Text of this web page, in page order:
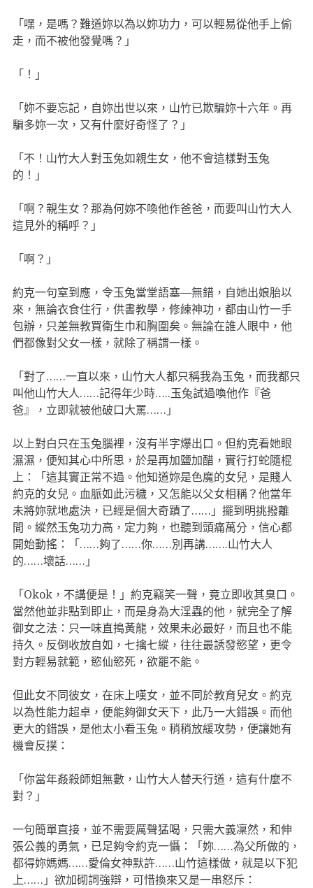
「嘿，是嗎？難道妳以為以妳功力，可以輕易從他手上偷
走，而不被他發覺嗎？」
「！」
「妳不要忘記，自妳出世以來，山竹已欺騙妳十六年。再
騙多妳一次，又有什麼好奇怪了？」
「不！山竹大人對玉兔如親生女，他不會這樣對玉兔
的！」
「啊？親生女？那為何妳不喚他作爸爸，而要叫山竹大人
這見外的稱呼？」
「啊？」
約克一句窒到應，令玉兔當堂語塞—無錯，自她出娘胎以
來，無論衣食住行，供書教學，修練神功，都由山竹一手
包辦，只差無教買衛生巾和胸圍矣。無論在誰人眼中，他
們都像對父女一樣，就除了稱謂一樣。
「對了……一直以來，山竹大人都只稱我為玉兔，而我都只
叫他山竹大人……記得年少時…..玉兔試過喚他作『爸
爸』，立即就被他破口大罵……」
以上對白只在玉兔腦裡，沒有半字爆出口。但約克看她眼
濕濕，便知其心中所思，於是再加鹽加醋，實行打蛇隨棍
上：「這其實正常不過。他知道妳是色魔的女兒，是賤人
約克的女兒。血脈如此污穢，又怎能以父女相稱？他當年
未將妳就地處決，已經是個大奇蹟了……」擺到明挑撥離
間。縱然玉兔功力高，定力夠，也聽到頭痛萬分，信心都
開始動搖：「……夠了……你……別再講…….山竹大人
的……壞話……」
「Okok，不講便是！」約克竊笑一聲，竟立即收其臭口。
當然他並非點到即止，而是身為大淫蟲的他，就完全了解
御女之法：只一味直搗黃龍，效果未必最好，而且也不能
持久。反倒收放自如，七擒七縱，往往最誘發慾望，更令
對方輕易就範，慾仙慾死，欲罷不能。
但此女不同彼女，在床上嘆女，並不同於教育兒女。約克
以為性能力超卓，便能夠御女天下，此乃一大錯誤。而他
更大的錯誤，是他太小看玉兔。稍稍放緩攻勢，便讓她有
機會反撲：
「你當年姦殺師姐無數，山竹大人替天行道，這有什麼不
對？」
一句簡單直接，並不需要厲聲猛喝，只需大義凜然，和伸
張公義的勇氣，已足夠令約克一懾：「妳……為父所做的，
都得妳媽媽……愛倫女神默許……山竹這樣做，就是以下犯
上……」欲加砌詞強辯，可惜換來又是一串怒斥：